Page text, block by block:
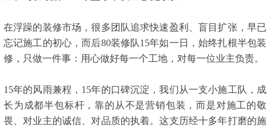
在浮躁的装修市场，很多团队追求快速盈利、盲目扩张，早已
忘记施工的初心，而后80装修队15年如一日，始终扎根半包装
修，只做一件事：用心做好每一个工地，对每一位业主负责。
15年的风雨兼程，15年的口碑沉淀，我们从一支小施工队，成
长为成都半包标杆，靠的从不是营销包装，而是对施工的敬
畏、对业主的诚信、对品质的执着。这支历经十多年打磨的施